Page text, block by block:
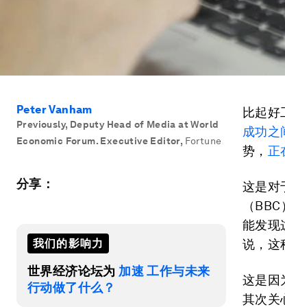
Peter Vanham
Previously, Deputy Head of Media at World
Economic Forum. Executive Editor, Fortune
分享：
我们的影响力
世界经济论坛为 加速 工作与未来
行动做了什么？
比起好
成功之
势， 正
这是对
（
能发现
说，这
这是因
其次关